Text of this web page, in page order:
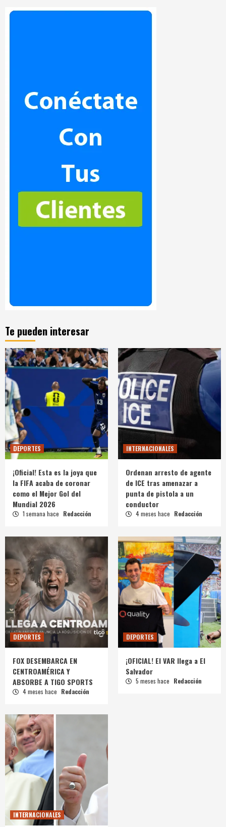
Te pueden interesar
DEPORTES
¡Oficial! Esta es la joya que
la FIFA acaba de coronar
como el Mejor Gol del
Mundial 2026
1 semana hace Redacción
INTERNACIONALES
Ordenan arresto de agente
de ICE tras amenazar a
punta de pistola a un
conductor
4 meses hace Redacción
DEPORTES
FOX DESEMBARCA EN
CENTROAMÉRICA Y
ABSORBE A TIGO SPORTS
4 meses hace Redacción
DEPORTES
¡OFICIAL! El VAR llega a El
Salvador
5 meses hace Redacción
INTERNACIONALES